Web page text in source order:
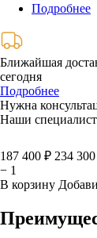
Подробнее
Ближайшая
сегодня
Подробнее
Нужна
Наши
187 400 ₽ 234
−
В корзину